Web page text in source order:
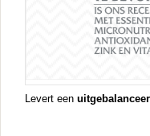
Levert een